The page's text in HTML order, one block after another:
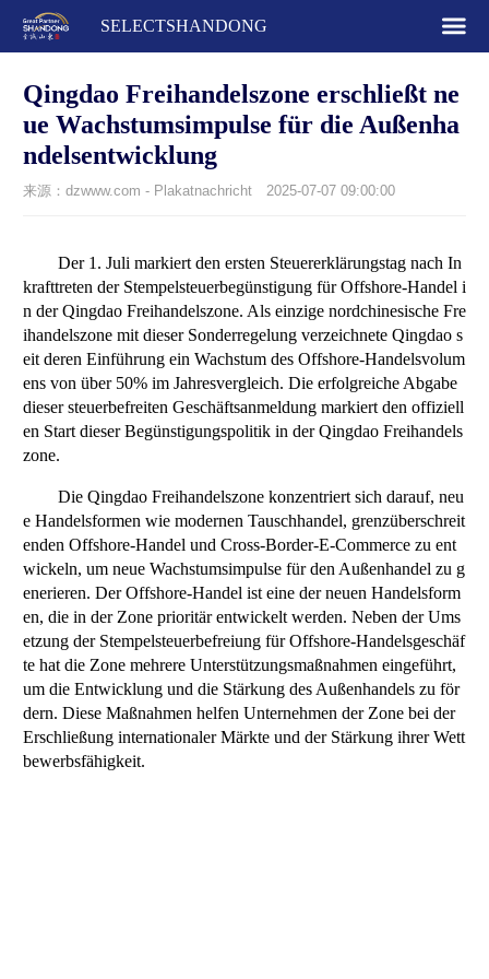
SELECTSHANDONG
Qingdao Freihandelszone erschließt ne
ue Wachstumsimpulse für die Außenha
ndelsentwicklung
来源：dzwww.com - Plakatnachricht 2025-07-07 09:00:00
Der 1. Juli markiert den ersten Steuererklärungstag nach In
krafttreten der Stempelsteuerbegünstigung für Offshore-Handel i
n der Qingdao Freihandelszone. Als einzige nordchinesische Fre
ihandelszone mit dieser Sonderregelung verzeichnete Qingdao s
eit deren Einführung ein Wachstum des Offshore-Handelsvolum
ens von über 50% im Jahresvergleich. Die erfolgreiche Abgabe
dieser steuerbefreiten Geschäftsanmeldung markiert den offiziell
en Start dieser Begünstigungspolitik in der Qingdao Freihandels
zone.
Die Qingdao Freihandelszone konzentriert sich darauf, neu
e Handelsformen wie modernen Tauschhandel, grenzüberschreit
enden Offshore-Handel und Cross-Border-E-Commerce zu ent
wickeln, um neue Wachstumsimpulse für den Außenhandel zu g
enerieren. Der Offshore-Handel ist eine der neuen Handelsform
en, die in der Zone prioritär entwickelt werden. Neben der Ums
etzung der Stempelsteuerbefreiung für Offshore-Handelsgeschäf
te hat die Zone mehrere Unterstützungsmaßnahmen eingeführt,
um die Entwicklung und die Stärkung des Außenhandels zu för
dern. Diese Maßnahmen helfen Unternehmen der Zone bei der
Erschließung internationaler Märkte und der Stärkung ihrer Wett
bewerbsfähigkeit.